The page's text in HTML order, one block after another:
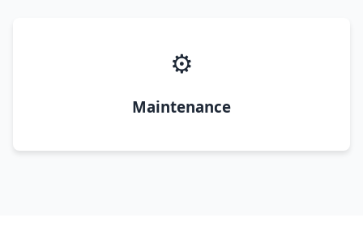
⚙️
Maintenance